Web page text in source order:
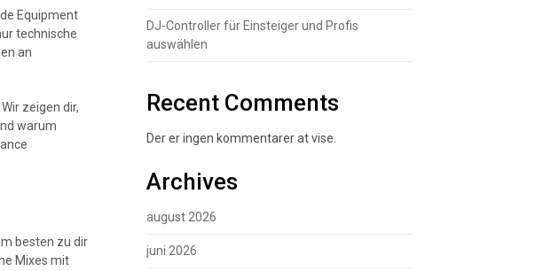
Equipment
technische
an
zeigen dir,
warum
besten zu dir
Mixes mit
DJ-Controller für Einsteiger und Profis
auswählen
Recent Comments
Der er ingen kommentarer at vise.
Archives
august 2026
juni 2026